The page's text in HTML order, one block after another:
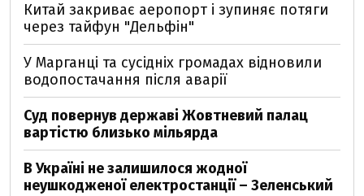
Китай закриває аеропорт і зупиняє потяги
через тайфун "Дельфін"
У Марганці та сусідніх громадах відновили
водопостачання після аварії
Суд повернув державі Жовтневий палац
вартістю близько мільярда
В Україні не залишилося жодної
неушкодженої електростанції – Зеленський